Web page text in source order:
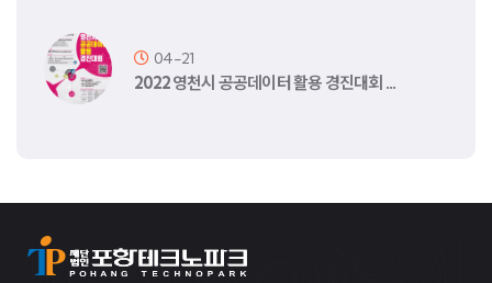
04-21
2022 영천시 공공데이터 활용 경진대회 …